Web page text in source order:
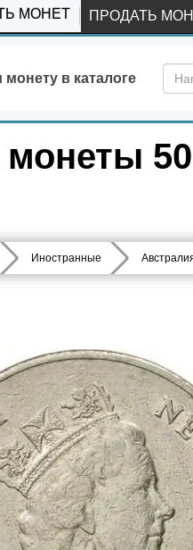
МОНЕТ ПРОДАТЬ
монету в каталоге
Иностранные